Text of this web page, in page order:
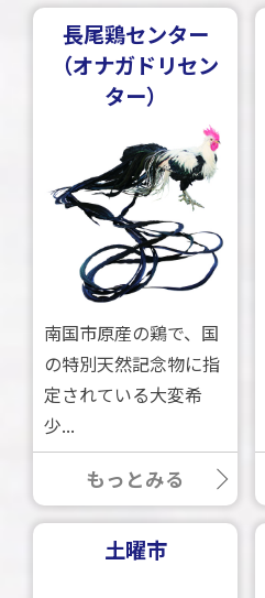
長尾鶏センター
（オナガドリセン
ター）
南国市原産の鶏で、国
の特別天然記念物に指
定されている大変希
少...
もっとみる
土曜市